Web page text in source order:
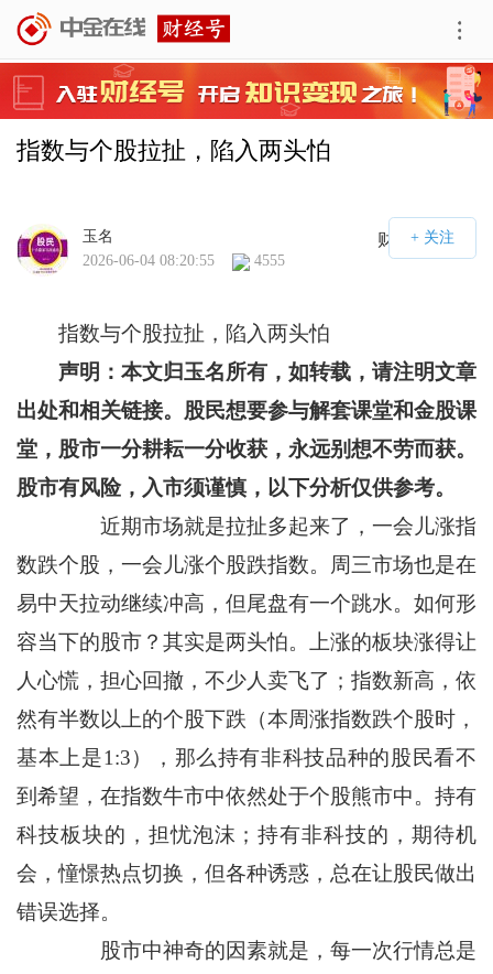
指数与个股拉扯，陷入两头怕
财经号APP
玉名
2026-06-04 08:20:55
4555
指数与个股拉扯，陷入两头怕
声明：本文归玉名所有，如转载，请注明文章
出处和相关链接。股民想要参与解套课堂和金股课
堂，股市一分耕耘一分收获，永远别想不劳而获。
股市有风险，入市须谨慎，以下分析仅供参考。
近期市场就是拉扯多起来了，一会儿涨指
数跌个股，一会儿涨个股跌指数。周三市场也是在
易中天拉动继续冲高，但尾盘有一个跳水。如何形
容当下的股市？其实是两头怕。上涨的板块涨得让
人心慌，担心回撤，不少人卖飞了；指数新高，依
然有半数以上的个股下跌（本周涨指数跌个股时，
基本上是1:3），那么持有非科技品种的股民看不
到希望，在指数牛市中依然处于个股熊市中。持有
科技板块的，担忧泡沫；持有非科技的，期待机
会，憧憬热点切换，但各种诱惑，总在让股民做出
错误选择。
股市中神奇的因素就是，每一次行情总是